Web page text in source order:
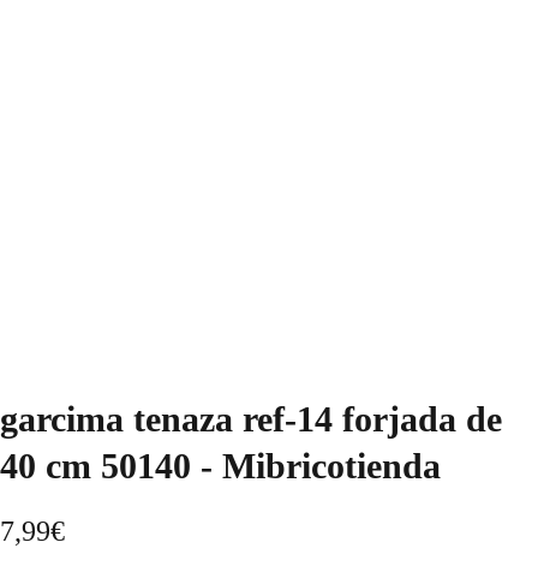
garcima tenaza ref-14 forjada de
40 cm 50140 - Mibricotienda
7,99€